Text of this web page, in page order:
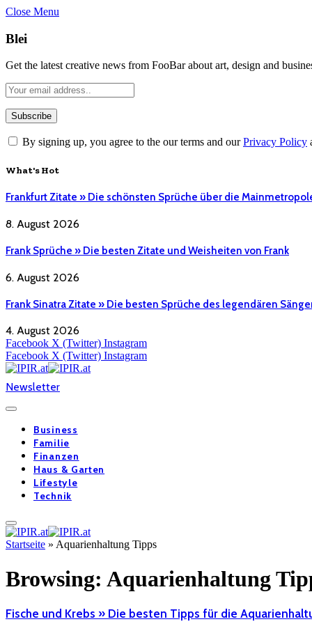
Close Menu
Blei
Get the latest creative news from FooBar about art, design and
By signing up, you agree to the our terms and ourPrivacy Policy
What's Hot
Frankfurt Zitate » Die schönsten Sprüche über die
8. August 2026
Frank Sprüche » Die besten Zitate und Weisheiten von Frank
6. August 2026
Frank Sinatra Zitate » Die besten Sprüche des legendären
4. August 2026
Facebook X (Twitter) Instagram
Facebook X (Twitter) Instagram
Newsletter
Business
Familie
Finanzen
Haus & Garten
Lifestyle
Technik
Startseite » Aquarienhaltung Tipps
Browsing: Aquarienhaltung
Fische und Krebs » Die besten Tipps für die